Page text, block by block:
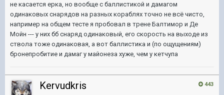
не касается ерка, но вообще с баллистикой и дамагом
одинаковых снарядов на разных кораблях точно не всё чисто,
например на общем тесте я пробовал в трене Балтимор и Де
Мойн --- у них бб снаряд одинаковый, его скорость на выходе из
ствола тоже одинаковая, а вот баллистика и (по ощущениям)
бронепробитие и дамаг у майонеза хуже, чем у кетчупа
443
Kervudkris